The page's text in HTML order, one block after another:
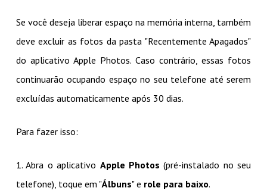
Se você deseja liberar espaço na memória interna, também
deve excluir as fotos da pasta "Recentemente Apagados"
do aplicativo Apple Photos. Caso contrário, essas fotos
continuarão ocupando espaço no seu telefone até serem
excluídas automaticamente após 30 dias.
Para fazer isso:
1. Abra o aplicativo Apple Photos (pré-instalado no seu
telefone), toque em "Álbuns" e role para baixo.